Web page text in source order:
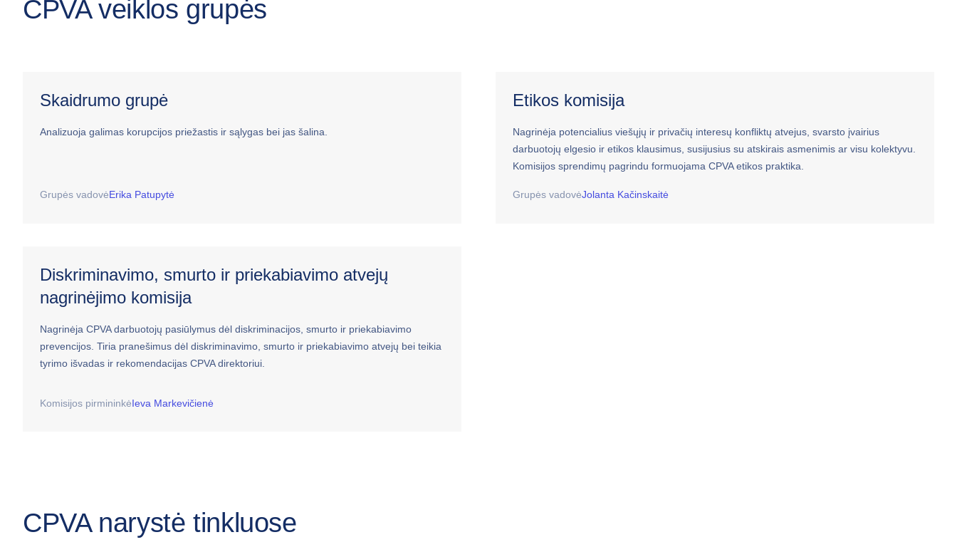
CPVA veiklos grupės
Skaidrumo grupė
Analizuoja galimas korupcijos priežastis ir sąlygas bei jas šalina.
Grupės vadovėErika Patupytė
Etikos komisija
Nagrinėja potencialius viešųjų ir privačių interesų konfliktų atvejus, svarsto įvairius
darbuotojų elgesio ir etikos klausimus, susijusius su atskirais asmenimis ar visu kolektyvu.
Komisijos sprendimų pagrindu formuojama CPVA etikos praktika.
Grupės vadovėJolanta Kačinskaitė
Diskriminavimo, smurto ir priekabiavimo atvejų
nagrinėjimo komisija
Nagrinėja CPVA darbuotojų pasiūlymus dėl diskriminacijos, smurto ir priekabiavimo
prevencijos. Tiria pranešimus dėl diskriminavimo, smurto ir priekabiavimo atvejų bei teikia
tyrimo išvadas ir rekomendacijas CPVA direktoriui.
Komisijos pirmininkėIeva Markevičienė
CPVA narystė tinkluose